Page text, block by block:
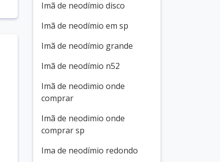
Imã de neodímio disco
Imã de neodímio em sp
Imã de neodímio grande
Imã de neodímio n52
Imã de neodimio onde
comprar
Imã de neodimio onde
comprar sp
Ima de neodímio redondo